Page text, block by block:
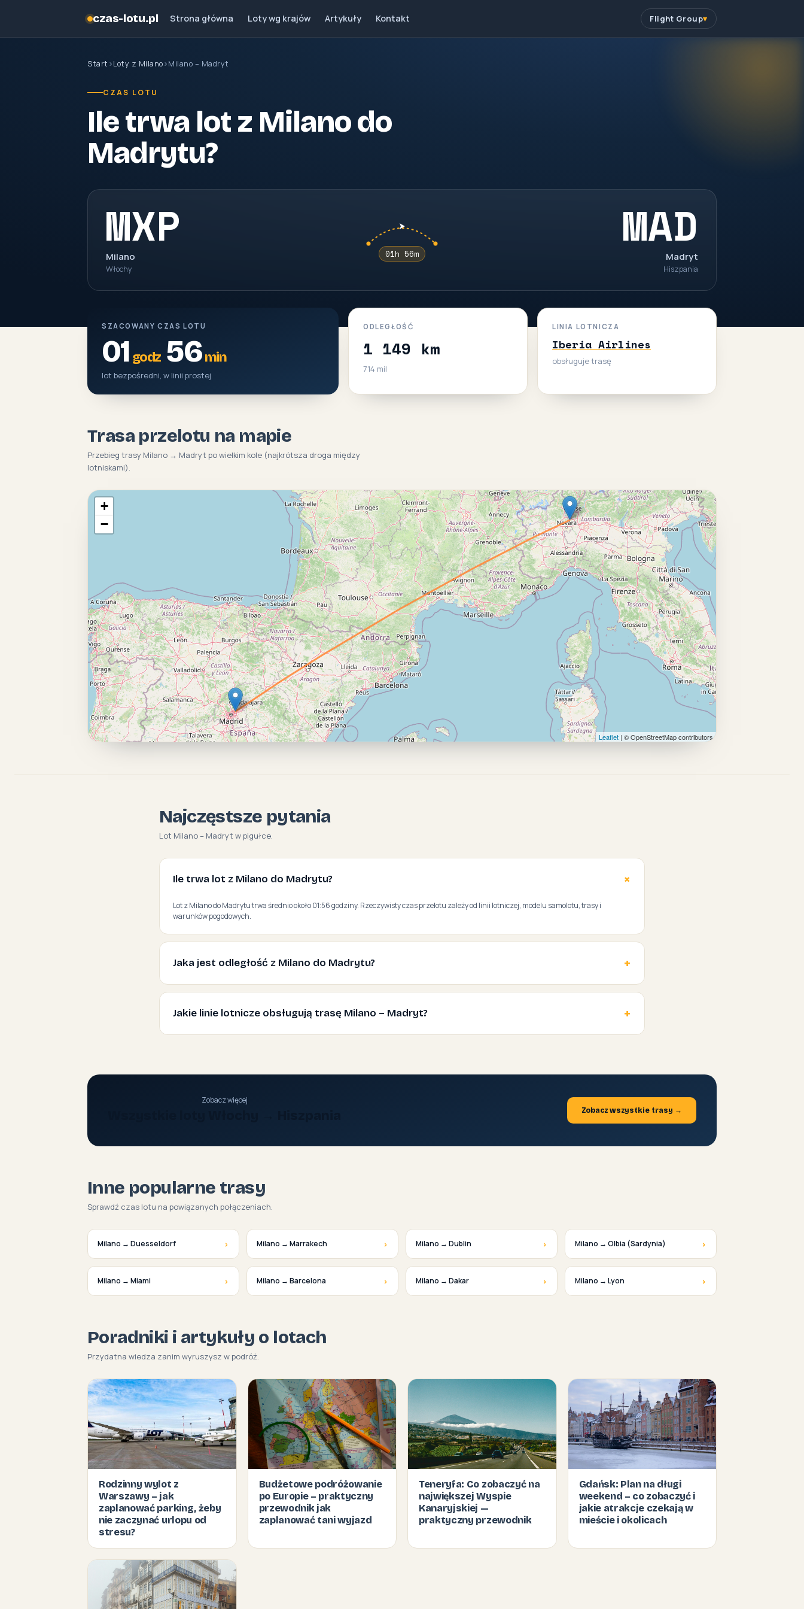
czas-lotu.pl Strona główna Loty wg krajów Artykuły Kontakt Flight Group
Start ›Loty z Milano›Milano – Madryt
CZAS LOTU
Ile trwa lot z Milano do
Madrytu?
MXP
Milano
Włochy
01h 56m MAD
Madryt
Hiszpania
SZACOWANY CZAS LOTU
01 godz56min
lot bezpośredni, w linii prostej
ODLEGŁOŚĆ
1 149 km
714 mil
LINIA LOTNICZA
Iberia Airlines
obsługuje trasę
Trasa przelotu na mapie
Przebieg trasy Milano → Madryt po wielkim kole (najkrótsza droga między
lotniskami).
+
−
Leaflet | © OpenStreetMap contributors
Najczęstsze pytania
Lot Milano – Madryt w pigułce.
Ile trwa lot z Milano do Madrytu?
Lot z Milano do Madrytu trwa średnio około 01:56 godziny. Rzeczywisty czas przelotu zależy od linii lotniczej, modelu samolotu, trasy i
warunków pogodowych.
Jaka jest odległość z Milano do Madrytu?
Jakie linie lotnicze obsługują trasę Milano – Madryt?
Zobacz więcej
Zobacz wszystkie trasy →
Inne popularne trasy
Sprawdź czas lotu na powiązanych połączeniach.
Milano → Duesseldorf › Milano → Marrakech › Milano → Dublin › Milano → Olbia (Sardynia) ›
Milano → Miami › Milano → Barcelona › Milano → Dakar › Milano → Lyon ›
Poradniki i artykuły o lotach
Przydatna wiedza zanim wyruszysz w podróż.
Rodzinny wylot z
Warszawy – jak
zaplanować parking, żeby
nie zaczynać urlopu od
stresu?
Budżetowe podróżowanie
po Europie – praktyczny
przewodnik jak
zaplanować tani wyjazd
Teneryfa: Co zobaczyć na
największej Wyspie
Kanaryjskiej —
praktyczny przewodnik
Gdańsk: Plan na długi
weekend – co zobaczyć i
jakie atrakcje czekają w
mieście i okolicach